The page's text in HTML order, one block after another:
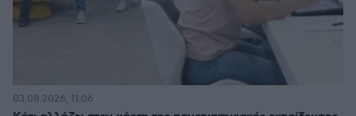
03.08.2026, 11:06